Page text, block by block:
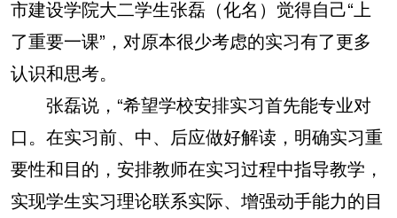
市建设学院大二学生张磊（化名）觉得自己“上
了重要一课”，对原本很少考虑的实习有了更多
认识和思考。
张磊说，“希望学校安排实习首先能专业对
口。在实习前、中、后应做好解读，明确实习重
要性和目的，安排教师在实习过程中指导教学，
实现学生实习理论联系实际、增强动手能力的目